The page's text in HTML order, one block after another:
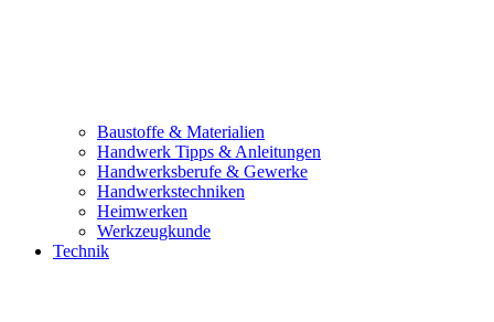
Baustoffe & Materialien
Handwerk Tipps & Anleitungen
Handwerksberufe & Gewerke
Handwerkstechniken
Heimwerken
Werkzeugkunde
Technik